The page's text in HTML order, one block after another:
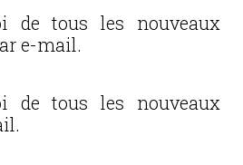
de tous les nouveaux
e-mail.
de tous les nouveaux